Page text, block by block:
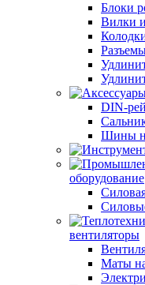
Блоки
Вилки
DIN-
Шины
оборудование
вентиляторы
Маты